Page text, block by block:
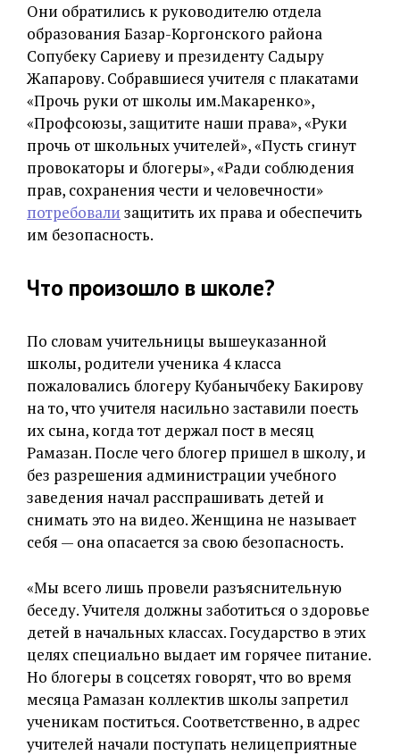
Они обратились к руководителю отдела
образования Базар-Коргонского района
Сопубеку Сариеву и президенту Садыру
Жапарову. Собравшиеся учителя с плакатами
«Прочь руки от школы им.Макаренко»,
«Профсоюзы, защитите наши права», «Руки
прочь от школьных учителей», «Пусть сгинут
провокаторы и блогеры», «Ради соблюдения
прав, сохранения чести и человечности»
потребовали защитить их права и обеспечить
им безопасность.
Что произошло в школе?
По словам учительницы вышеуказанной
школы, родители ученика 4 класса
пожаловались блогеру Кубанычбеку Бакирову
на то, что учителя насильно заставили поесть
их сына, когда тот держал пост в месяц
Рамазан. После чего блогер пришел в школу, и
без разрешения администрации учебного
заведения начал расспрашивать детей и
снимать это на видео. Женщина не называет
себя — она опасается за свою безопасность.
«Мы всего лишь провели разъяснительную
беседу. Учителя должны заботиться о здоровье
детей в начальных классах. Государство в этих
целях специально выдает им горячее питание.
Но блогеры в соцсетях говорят, что во время
месяца Рамазан коллектив школы запретил
ученикам поститься. Соответственно, в адрес
учителей начали поступать нелицеприятные